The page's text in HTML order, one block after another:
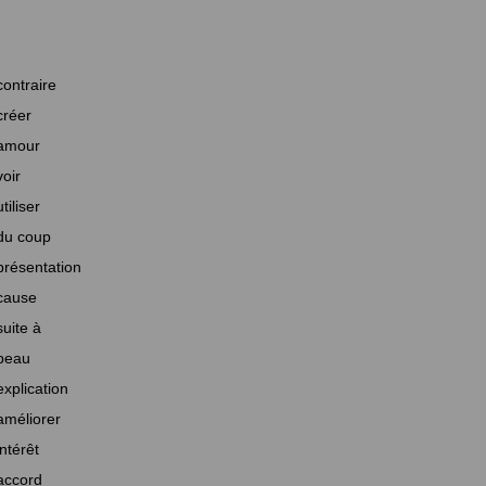
coup
à